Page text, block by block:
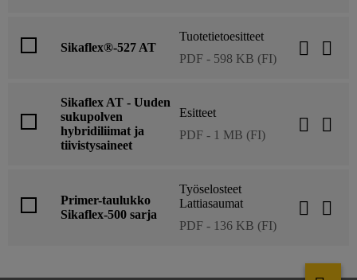
Sikaflex®-527 AT
Tuotetietoesitteet
PDF - 598 KB (FI)
Sikaflex AT - Uuden
sukupolven
hybridiliimat ja
tiivistysaineet
Esitteet
PDF - 1 MB (FI)
Primer-taulukko
Sikaflex-500 sarja
Työselosteet
Lattiasaumat
PDF - 136 KB (FI)